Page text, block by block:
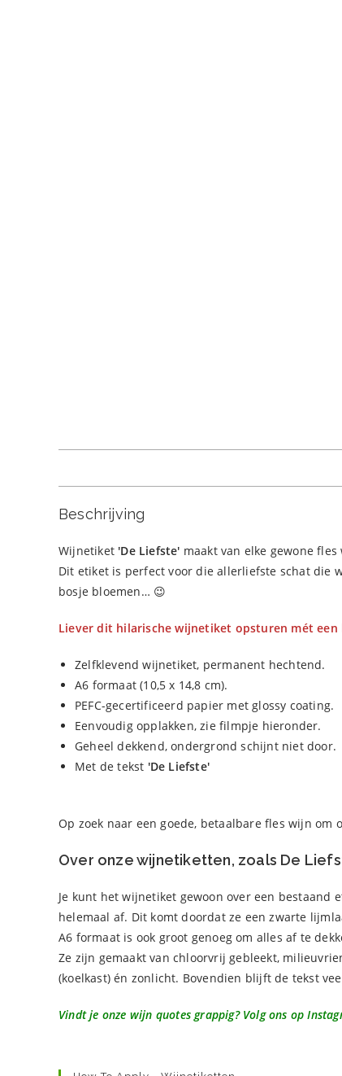
Beschrijving
Wijnetiket 'De Liefste' maakt van elke gewone
Dit etiket is perfect voor die allerliefste schat die
bosje bloemen… 😉
Liever dit hilarische wijnetiket opsturen mét een
Zelfklevend wijnetiket, permanent hechtend.
A6 formaat (10,5 x 14,8 cm).
PEFC-gecertificeerd papier met glossy coating.
Eenvoudig opplakken, zie filmpje hieronder.
Geheel dekkend, ondergrond schijnt niet door.
Met de tekst 'De Liefste'
Op zoek naar een goede, betaalbare fles wijn om
Over onze wijnetiketten, zoals De
Je kunt het wijnetiket gewoon over een
helemaal af. Dit komt doordat ze een zwarte
A6 formaat is ook groot genoeg om alles af te
Ze zijn gemaakt van chloorvrij gebleekt,
(koelkast) én zonlicht. Bovendien blijft de tekst
Vindt je onze wijn quotes grappig? Volg ons op